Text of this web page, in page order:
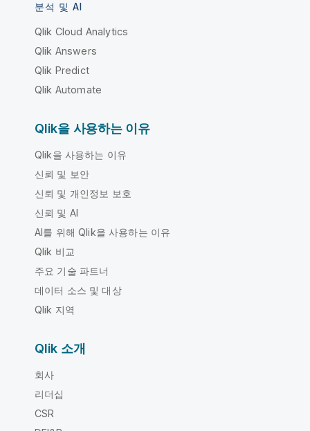
분석 및 AI
Qlik Cloud Analytics
Qlik Answers
Qlik Predict
Qlik Automate
Qlik을 사용하는 이유
Qlik을 사용하는 이유
신뢰 및 보안
신뢰 및 개인정보 보호
신뢰 및 AI
AI를 위해 Qlik을 사용하는 이유
Qlik 비교
주요 기술 파트너
데이터 소스 및 대상
Qlik 지역
Qlik 소개
회사
리더십
CSR